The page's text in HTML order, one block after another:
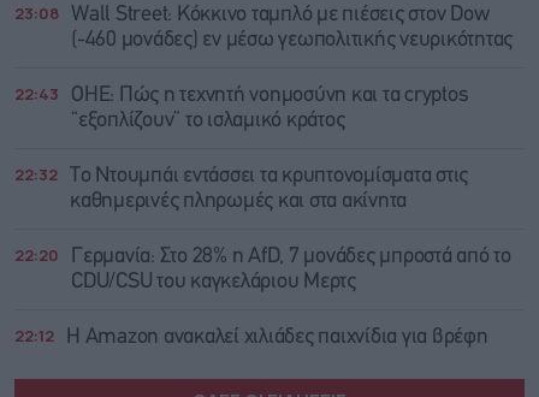
23:08
Wall Street: Κόκκινο ταμπλό με πιέσεις στον Dow
(-460 μονάδες) εν μέσω γεωπολιτικής νευρικότητας
22:43
ΟΗΕ: Πώς η τεχνητή νοημοσύνη και τα cryptos
“εξοπλίζουν” το ισλαμικό κράτος
22:32
Το Ντουμπάι εντάσσει τα κρυπτονομίσματα στις
καθημερινές πληρωμές και στα ακίνητα
22:20
Γερμανία: Στο 28% η AfD, 7 μονάδες μπροστά από το
CDU/CSU του καγκελάριου Μερτς
22:12 Η Amazon ανακαλεί χιλιάδες παιχνίδια για βρέφη